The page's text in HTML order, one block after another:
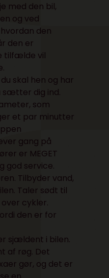
med den bil,
og ved
den
den er
tilfælde vil
skal hen og har
sætter dig ind.
som
et par minutter
gang på
er MEGET
god service.
Tilbyder vand,
Taler sødt til
cykler.
den er for
sjældent i bilen.
af røg. Det
gør, og det er